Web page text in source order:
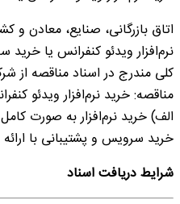
اتاق بازرگانی، صنایع، معادن و
نرم‌افزار ویدئو کنفرانس یا
مناقصه: خرید نرم‌افزار ویدئو
الف) خرید نرم‌افزار به صورت
خرید سرویس و پشتیبانی با
شرایط دریافت اسناد